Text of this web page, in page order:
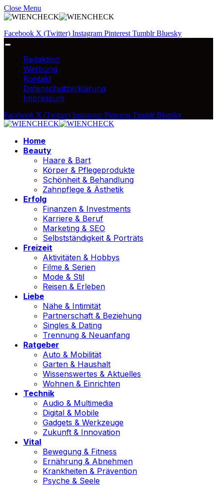
Close Menu
Facebook X (Twitter) Instagram Pinterest Tumblr Bluesky
Redaktion
Werbung
Kontakt
Datenschutzerklärung
Impressum
Facebook X (Twitter) Instagram Pinterest Tumblr Bluesky
Home
Beauty
Haare & Bart
Körper & Pflegeprodukte
Schönheit & Behandlung
Zahnpflege & Ästhetik
Erfolg
Finanzen & Investments
Karriere & Beruf
Marketing & SEO
Selbstständigkeit & Porträts
Freizeit
Aktivitäten & Hobbys
Filme & Serien
Mode & Stil
Reisen & Erleben
Liebe
Nähe & Intimität
Partnerschaft & Beziehung
Singles & Dating
Trennung & Neuanfang
Ratgeber
Auto & Mobilität
Garten & Haushalt
Wissenswertes & Aktuelles
Wohnen & Einrichten
Technik
Audio & Multimedia
Digital & Mobile
Gadgets & Werkzeuge
Zukunft & Innovation
Vital
Bewegung & Fitness
Ernährung & Abnehmen
Krankheiten & Prävention
Psyche & Seele